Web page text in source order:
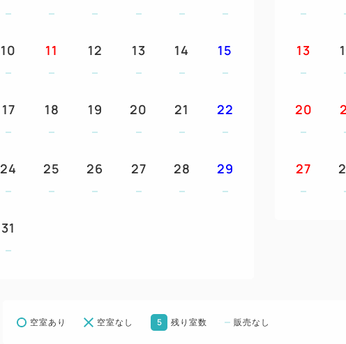
当）お付けしま
④朝食券2枚で
グと夕食バイキ
10 11 12 13 14 15
17 18 19 20 21 22
24 25 26 27 28 29
31
13
20
27
空室あり 空室なし 5 残り室数 販売なし